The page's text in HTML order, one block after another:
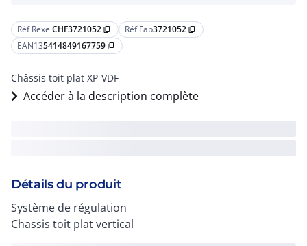
Réf RexelCHF3721052 content_copy Réf Fab3721052 content_copy
EAN135414849167759 content_copy
Châssis toit plat XP-VDF
Accéder à la description complète
Détails du produit
Système de régulation
Chassis toit plat vertical